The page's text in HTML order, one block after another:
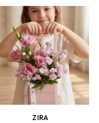
ZIRA